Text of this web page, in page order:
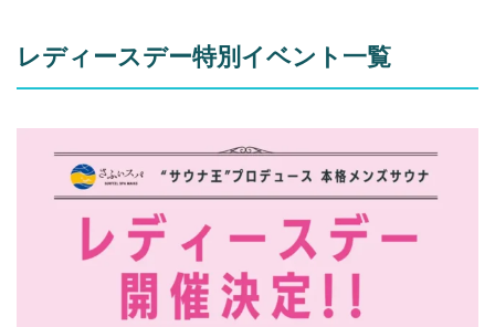
レディースデー特別イベント一覧